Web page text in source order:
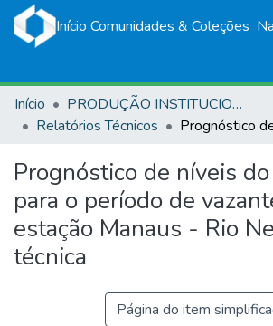
Início Comunidades & Coleções
Início
PRODUÇÃO INSTITUCIONAL
Relatórios Técnicos
Prognóstico de níveis
para o período de
estação Manaus - Rio
técnica
Página do item